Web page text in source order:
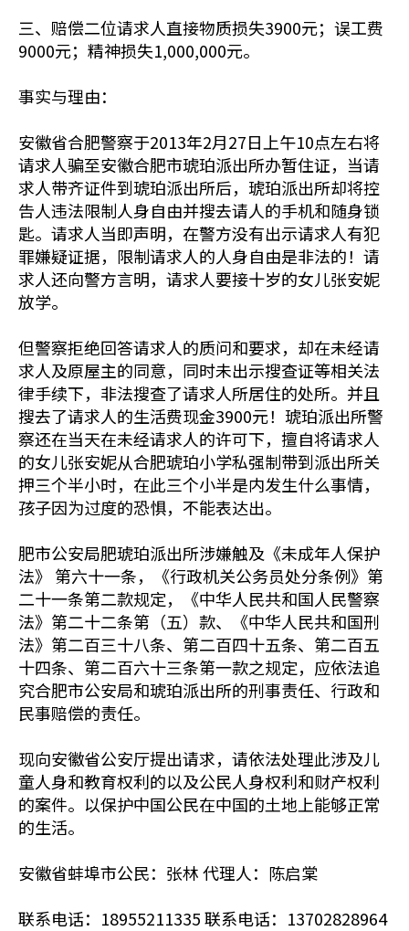
三、赔偿二位请求人直接物质损失3900元；误工费
9000元；精神损失1,000,000元。
事实与理由：
安徽省合肥警察于2013年2月27日上午10点左右将
请求人骗至安徽合肥市琥珀派出所办暂住证，当请
求人带齐证件到琥珀派出所后，琥珀派出所却将控
告人违法限制人身自由并搜去请人的手机和随身锁
匙。请求人当即声明，在警方没有出示请求人有犯
罪嫌疑证据，限制请求人的人身自由是非法的！请
求人还向警方言明，请求人要接十岁的女儿张安妮
放学。
但警察拒绝回答请求人的质问和要求，却在未经请
求人及原屋主的同意，同时未出示搜查证等相关法
律手续下，非法搜查了请求人所居住的处所。并且
搜去了请求人的生活费现金3900元！琥珀派出所警
察还在当天在未经请求人的许可下，擅自将请求人
的女儿张安妮从合肥琥珀小学私强制带到派出所关
押三个半小时，在此三个小半是内发生什么事情，
孩子因为过度的恐惧，不能表达出。
肥市公安局肥琥珀派出所涉嫌触及《未成年人保护
法》 第六十一条，《行政机关公务员处分条例》第
二十一条第二款规定，《中华人民共和国人民警察
法》第二十二条第（五）款、《中华人民共和国刑
法》第二百三十八条、第二百四十五条、第二百五
十四条、第二百六十三条第一款之规定，应依法追
究合肥市公安局和琥珀派出所的刑事责任、行政和
民事赔偿的责任。
现向安徽省公安厅提出请求，请依法处理此涉及儿
童人身和教育权利的以及公民人身权利和财产权利
的案件。以保护中国公民在中国的土地上能够正常
的生活。
安徽省蚌埠市公民：张林 代理人：陈启棠
联系电话：18955211335 联系电话：13702828964